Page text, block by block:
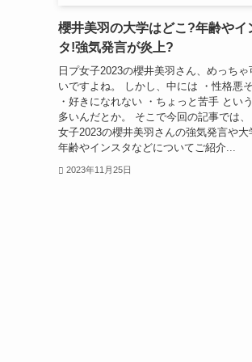
櫻井美羽の大学はどこ?年齢やイ
タ!強気発言が炎上?
日プ女子2023の櫻井美羽さん、めっちゃ
いですよね。 しかし、中には ・性格悪
・好きになれない ・ちょっと苦手 とい
多いんだとか。 そこで今回の記事では
女子2023の櫻井美羽さんの強気発言や大
年齢やインスタなどについてご紹介...
2023年11月25日